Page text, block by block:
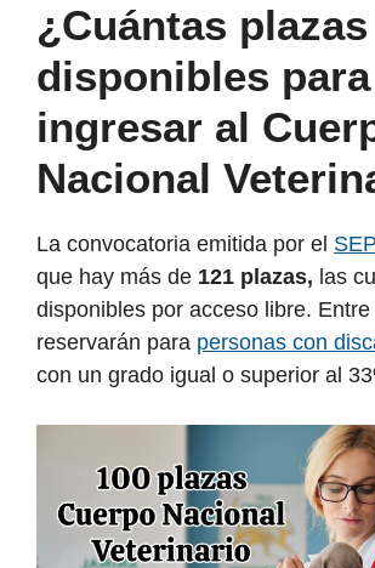
¿Cuántas
disponibles para
ingresar al
Nacional
La convocatoria emitida por el
que hay más de 121 plazas, las
disponibles por acceso libre.
reservarán para personas con
con un grado igual o superior al